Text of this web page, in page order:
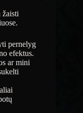
žaisti
pernelyg
efektus.
ar mini